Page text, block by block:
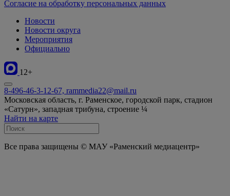
Согласие на обработку персональных данных
Новости
Новости округа
Мероприятия
Официально
12+
8-496-46-3-12-67, rammedia22@mail.ru
Московская область, г. Раменское, городской парк, стадион
«Сатурн», западная трибуна, строение ¼
Найти на карте
Все права защищены © МАУ «Раменский медиацентр»